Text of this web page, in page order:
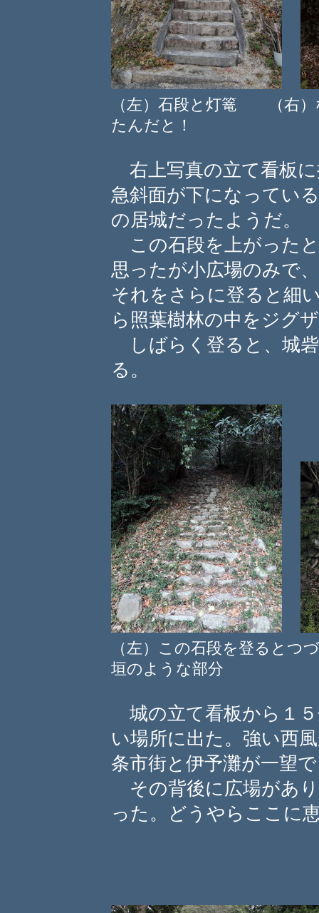
（左）石段と灯篭 （右）
たんだと！
右上写真の立て看板
急斜面が下になってい
の居城だったようだ。
この石段を上がった
思ったが小広場のみで
それをさらに登ると細
ら照葉樹林の中をジグ
しばらく登ると、城
る。
（左）この石段を登ると
垣のような部分
城の立て看板から１
い場所に出た。強い西
条市街と伊予灘が一望
その背後に広場があ
った。どうやらここに